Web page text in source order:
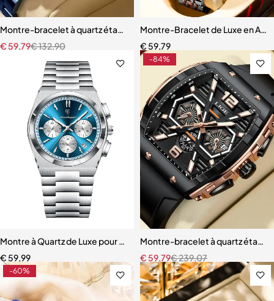
Montre-bracelet à quartz étanche pour homme, chronographe de
€132,90
€ 59,79
Montre-Bracelet de Luxe en
€ 59,79
Montre à Quartz de Luxe pour Homme, dehors, Militaire
€ 59,99
-84%
Montre-bracelet à quartz
€239,07
€ 59,79
-60%